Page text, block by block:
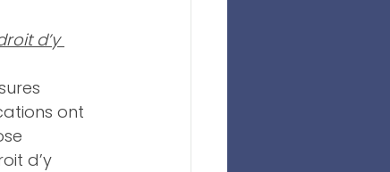
d’y
ont
d’y